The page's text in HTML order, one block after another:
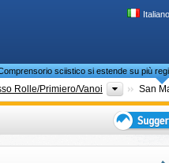
Italiano
Rolle/Primiero/Vanoi Regioni
sciistico si estende su più
Europa Meridionale,